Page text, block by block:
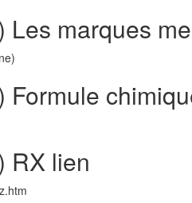
Les marques
Formule
RX lien